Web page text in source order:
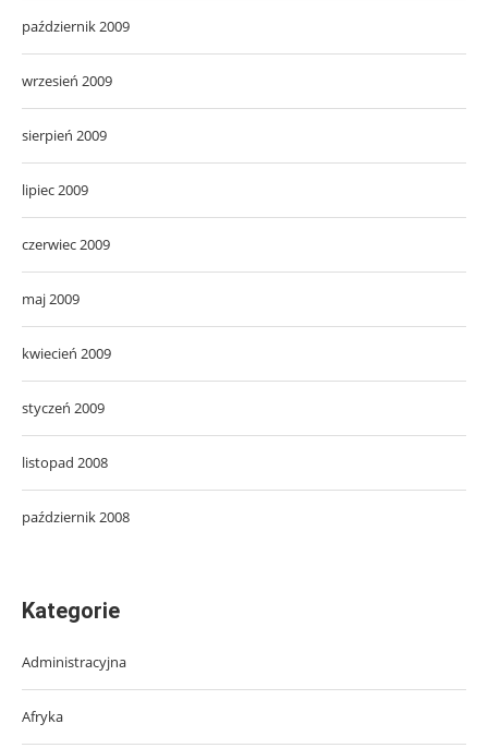
październik 2009
wrzesień 2009
sierpień 2009
lipiec 2009
czerwiec 2009
maj 2009
kwiecień 2009
styczeń 2009
listopad 2008
październik 2008
Kategorie
Administracyjna
Afryka